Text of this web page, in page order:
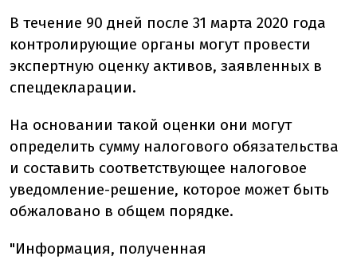
В течение 90 дней после 31 марта 2020 года
контролирующие органы могут провести
экспертную оценку активов, заявленных в
спецдекларации.
На основании такой оценки они могут
определить сумму налогового обязательства
и составить соответствующее налоговое
уведомление-решение, которое может быть
обжаловано в общем порядке.
"Информация, полученная